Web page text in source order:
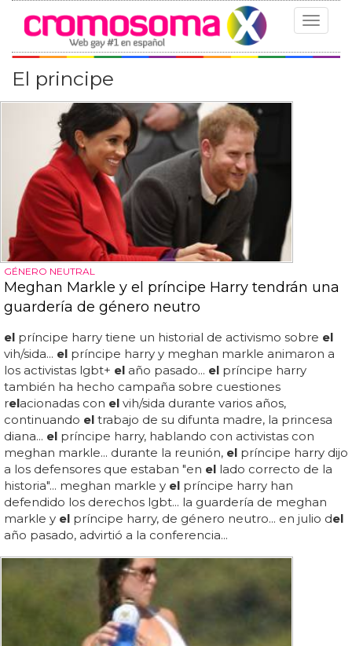
Toggle
El principe
GÉNERO NEUTRAL
Meghan Markle y el príncipe Harry tendrán una
guardería de género neutro
el príncipe harry tiene un historial de activismo sobre el
vih/sida... el príncipe harry y meghan markle animaron a
los activistas lgbt+ el año pasado... el príncipe harry
también ha hecho campaña sobre cuestiones
relacionadas con el vih/sida durante varios años,
continuando el trabajo de su difunta madre, la princesa
diana... el príncipe harry, hablando con activistas con
meghan markle... durante la reunión, el príncipe harry dijo
a los defensores que estaban "en el lado correcto de la
historia"... meghan markle y el príncipe harry han
defendido los derechos lgbt... la guardería de meghan
markle y el príncipe harry, de género neutro... en julio del
año pasado, advirtió a la conferencia...